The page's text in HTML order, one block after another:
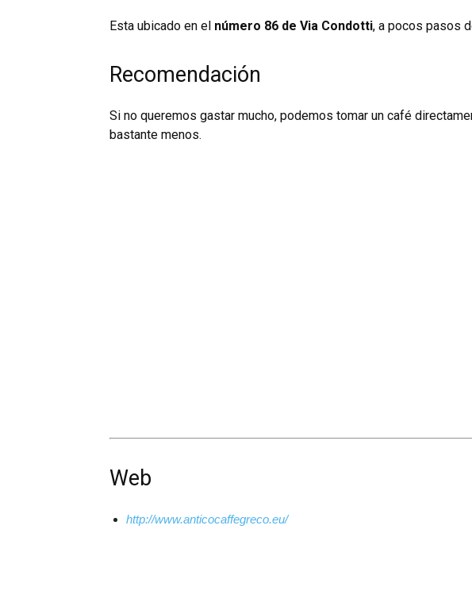
Esta ubicado en el número 86 de Via Condotti, a pocos pasos
Recomendación
Si no queremos gastar mucho, podemos tomar un café
bastante menos.
Web
http://www.anticocaffegreco.eu/